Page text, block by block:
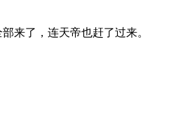
来了，连天帝也赶了过来。